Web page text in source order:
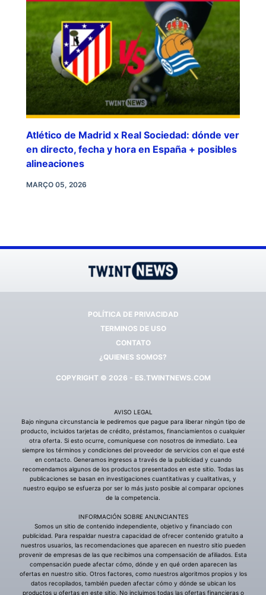
Atlético de Madrid x Real Sociedad: dónde ver
en directo, fecha y hora en España + posibles
alineaciones
MARÇO 05, 2026
POLÍTICA DE PRIVACIDAD
TERMINOS DE USO
CONTATO
¿QUIENES SOMOS?
COPYRIGHT © 2026 - ES.TWINTNEWS.COM